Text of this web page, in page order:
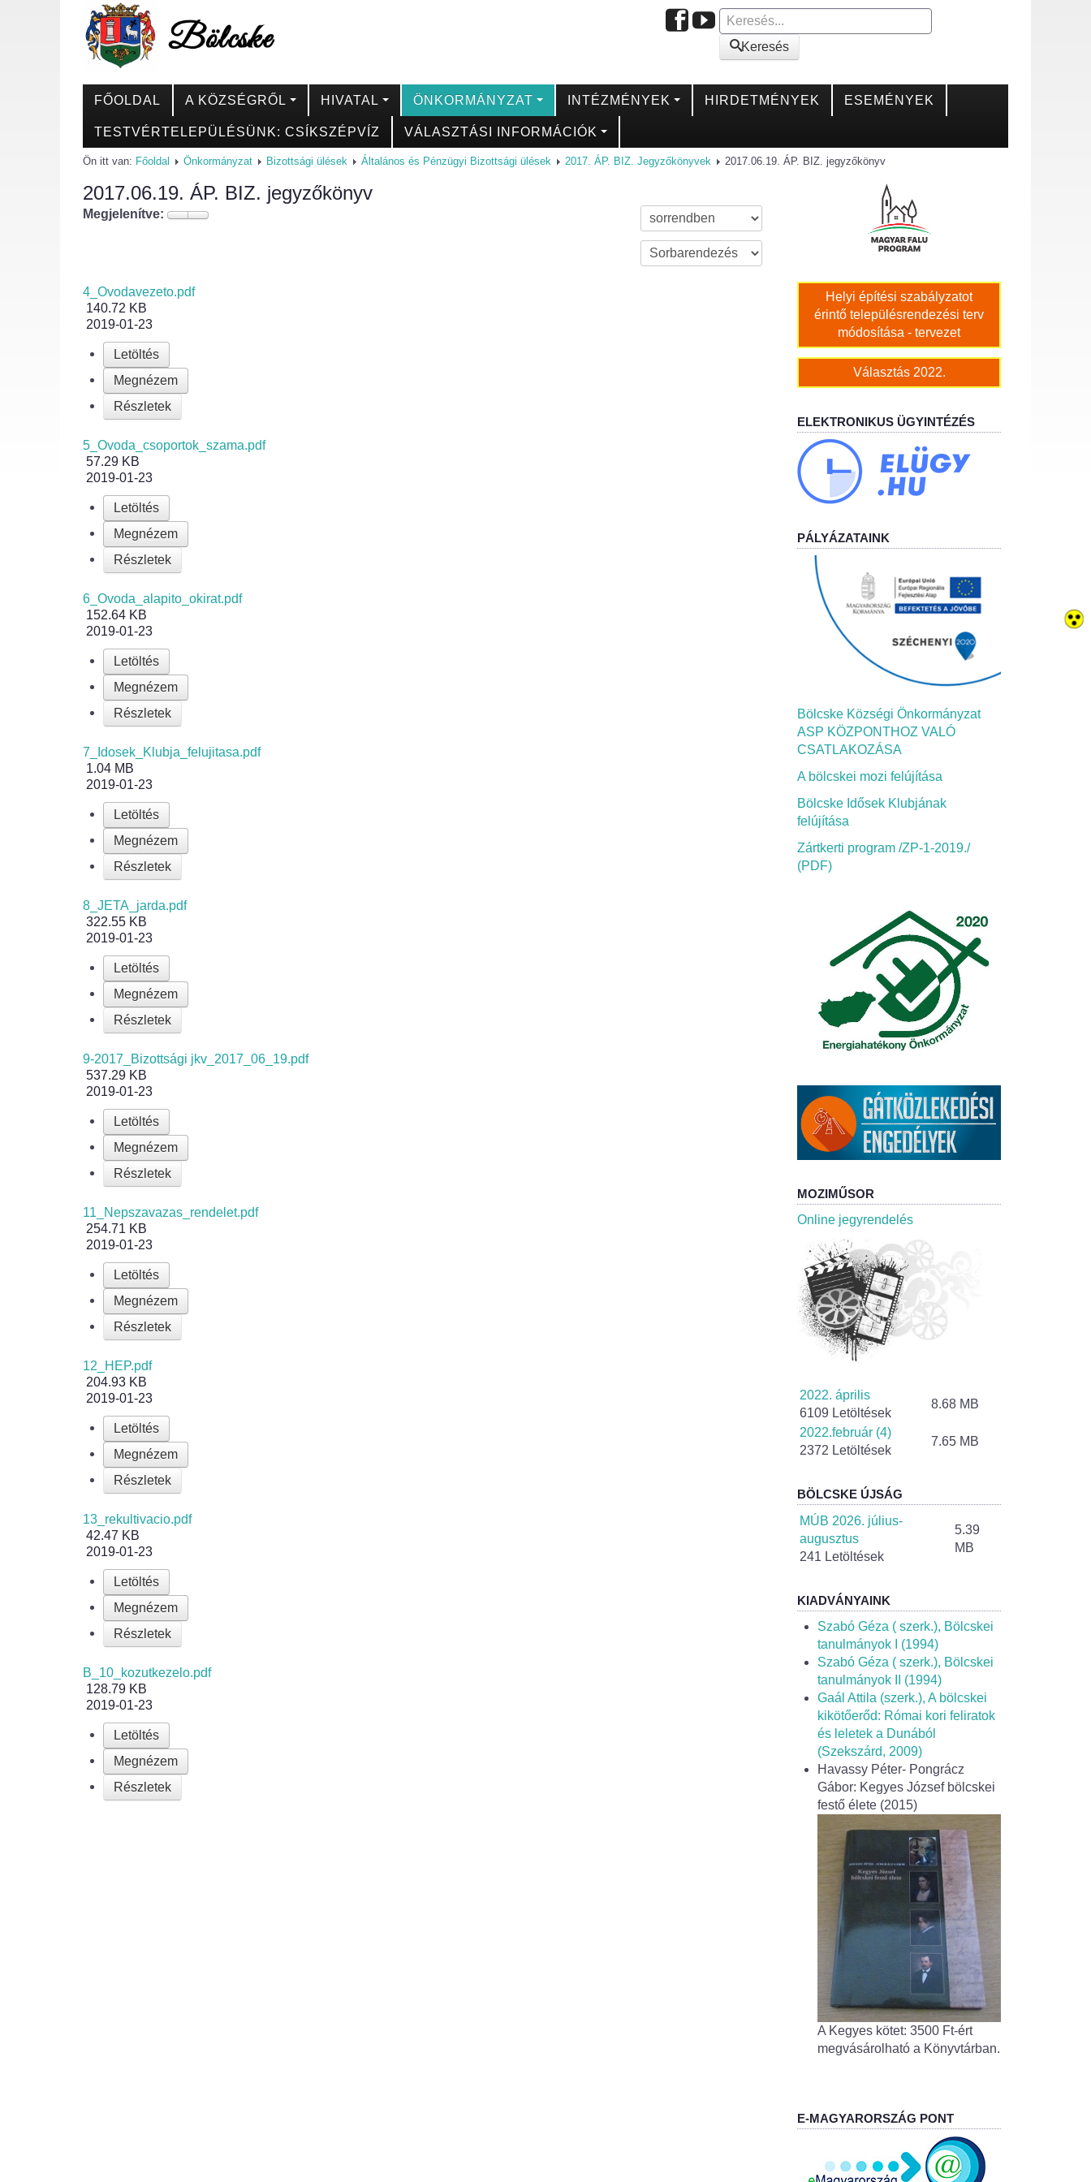
Keresés
FŐOLDAL A KÖZSÉGRŐL HIVATAL ÖNKORMÁNYZAT INTÉZMÉNYEK HIRDETMÉNYEK ESEMÉNYEK
TESTVÉRTELEPÜLÉSÜNK: CSÍKSZÉPVÍZ VÁLASZTÁSI INFORMÁCIÓK
Ön itt van: Főoldal Önkormányzat Bizottsági ülések Általános és Pénzügyi Bizottsági ülések 2017. ÁP. BIZ. Jegyzőkönyvek 2017.06.19. ÁP. BIZ. jegyzőkönyv
2017.06.19. ÁP. BIZ. jegyzőkönyv
Megjelenítve:
4_Ovodavezeto.pdf
140.72 KB
2019-01-23
Letöltés
Megnézem
Részletek
5_Ovoda_csoportok_szama.pdf
57.29 KB
2019-01-23
Letöltés
Megnézem
Részletek
6_Ovoda_alapito_okirat.pdf
152.64 KB
2019-01-23
Letöltés
Megnézem
Részletek
7_Idosek_Klubja_felujitasa.pdf
1.04 MB
2019-01-23
Letöltés
Megnézem
Részletek
8_JETA_jarda.pdf
322.55 KB
2019-01-23
Letöltés
Megnézem
Részletek
9-2017_Bizottsági jkv_2017_06_19.pdf
537.29 KB
2019-01-23
Letöltés
Megnézem
Részletek
11_Nepszavazas_rendelet.pdf
254.71 KB
2019-01-23
Letöltés
Megnézem
Részletek
12_HEP.pdf
204.93 KB
2019-01-23
Letöltés
Megnézem
Részletek
13_rekultivacio.pdf
42.47 KB
2019-01-23
Letöltés
Megnézem
Részletek
B_10_kozutkezelo.pdf
128.79 KB
2019-01-23
Letöltés
Megnézem
Részletek
Helyi építési szabályzatot
érintő településrendezési terv
módosítása - tervezet
Választás 2022.
ELEKTRONIKUS ÜGYINTÉZÉS
PÁLYÁZATAINK
Bölcske Községi Önkormányzat
ASP KÖZPONTHOZ VALÓ
CSATLAKOZÁSA
A bölcskei mozi felújítása
Bölcske Idősek Klubjának
felújítása
Zártkerti program /ZP-1-2019./
(PDF)
MOZIMŰSOR
Online jegyrendelés
2022. április
6109 Letöltések
8.68 MB
2022.február (4)
2372 Letöltések
7.65 MB
BÖLCSKE ÚJSÁG
MÚB 2026. július-
augusztus
241 Letöltések
5.39
MB
KIADVÁNYAINK
Szabó Géza ( szerk.), Bölcskei
tanulmányok I (1994)
Szabó Géza ( szerk.), Bölcskei
tanulmányok II (1994)
Gaál Attila (szerk.), A bölcskei
kikötőerőd: Római kori feliratok
és leletek a Dunából
(Szekszárd, 2009)
Havassy Péter- Pongrácz
Gábor: Kegyes József bölcskei
festő élete (2015)
A Kegyes kötet: 3500 Ft-ért
megvásárolható a Könyvtárban.
E-MAGYARORSZÁG PONT